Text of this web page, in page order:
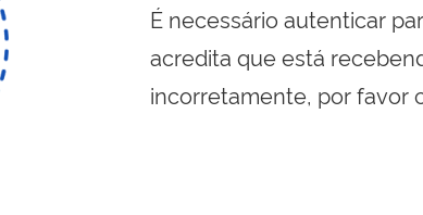
É necessário autenticar
acredita que está
incorretamente, por favor